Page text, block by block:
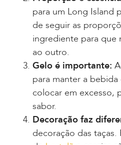
para um Long Island
de seguir as
ingrediente para que
ao outro.
Gelo é importante:
para manter a
colocar em excesso,
sabor.
Decoração faz
decoração das taças.